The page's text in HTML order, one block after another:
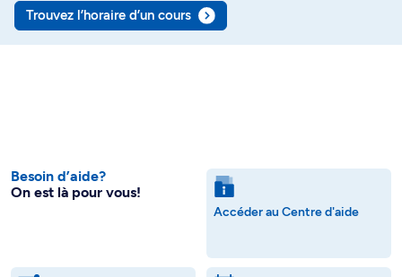
Trouvez l’horaire d’un cours
Besoin d’aide?
On est là pour vous!
Accéder au Centre d'aide